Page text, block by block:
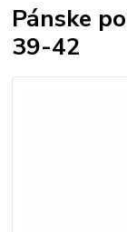
Pánske
39-42